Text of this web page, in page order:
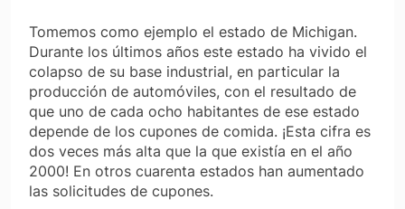
Tomemos como ejemplo el estado de Michigan.
Durante los últimos años este estado ha vivido el
colapso de su base industrial, en particular la
producción de automóviles, con el resultado de
que uno de cada ocho habitantes de ese estado
depende de los cupones de comida. ¡Esta cifra es
dos veces más alta que la que existía en el año
2000! En otros cuarenta estados han aumentado
las solicitudes de cupones.